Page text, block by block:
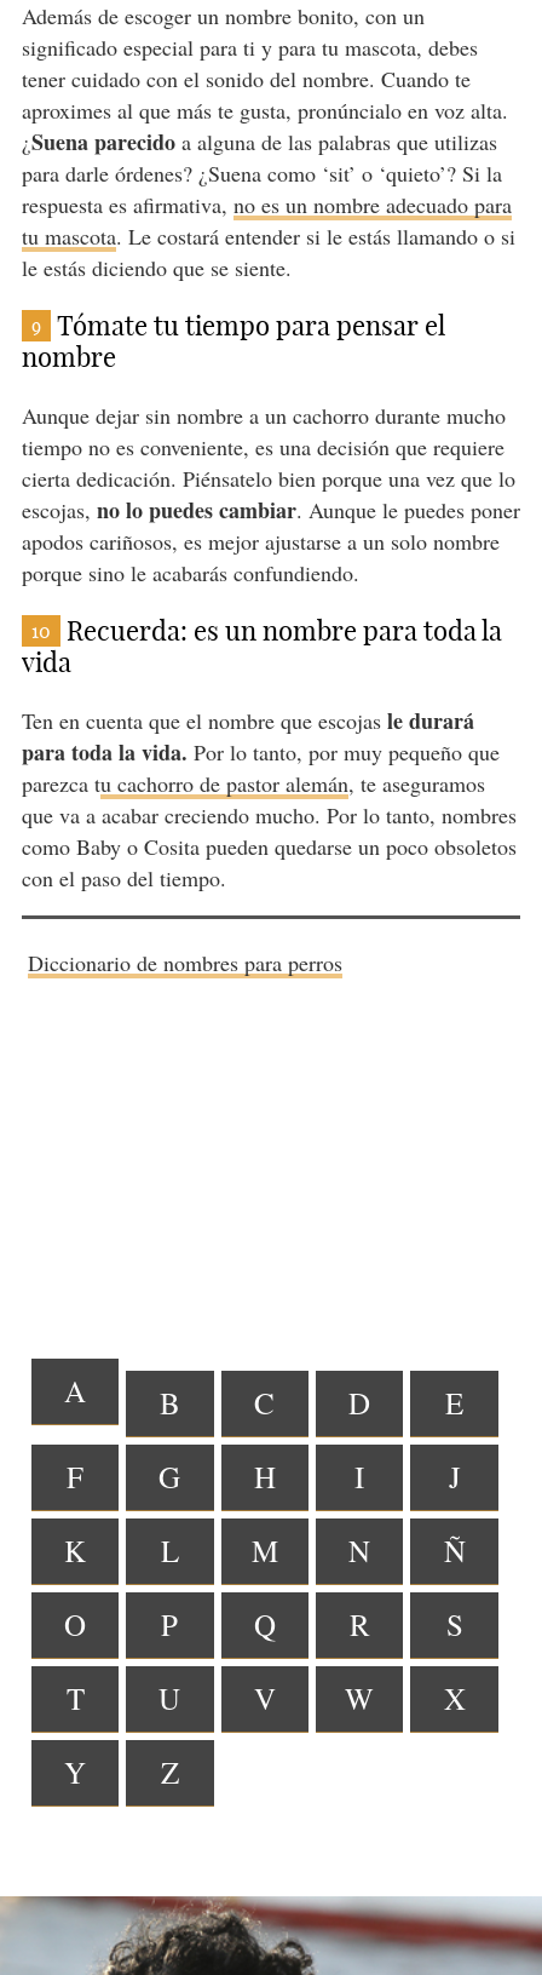
Además de escoger un nombre bonito, con un
significado especial para ti y para tu mascota, debes
tener cuidado con el sonido del nombre. Cuando te
aproximes al que más te gusta, pronúncialo en voz alta.
¿Suena parecidoa alguna de las palabras que utilizas
para darle órdenes? ¿Suena como ‘sit’ o ‘quieto’? Si la
respuesta es afirmativa, no es un nombre adecuado para
tu mascota. Le costará entender si le estás llamando o si
le estás diciendo que se siente.
9
Tómate tu tiempo para pensar el
nombre
Aunque dejar sin nombre a un cachorro durante mucho
tiempo no es conveniente, es una decisión que requiere
cierta dedicación. Piénsatelo bien porque una vez que lo
escojas, no lo puedes cambiar. Aunque le puedes poner
apodos cariñosos, es mejor ajustarse a un solo nombre
porque sino le acabarás confundiendo.
10
Recuerda: es un nombre para toda la
vida
Ten en cuenta que el nombre que escojas le durará
para toda la vida. Por lo tanto, por muy pequeño que
parezca tu cachorro de pastor alemán, te aseguramos
que va a acabar creciendo mucho. Por lo tanto, nombres
como Baby o Cosita pueden quedarse un poco obsoletos
con el paso del tiempo.
Diccionario de nombres para perros
A B C D
E
F
G H I
J
K
L M N
Ñ
O
P Q R
S
T
U V W
X
Y
Z